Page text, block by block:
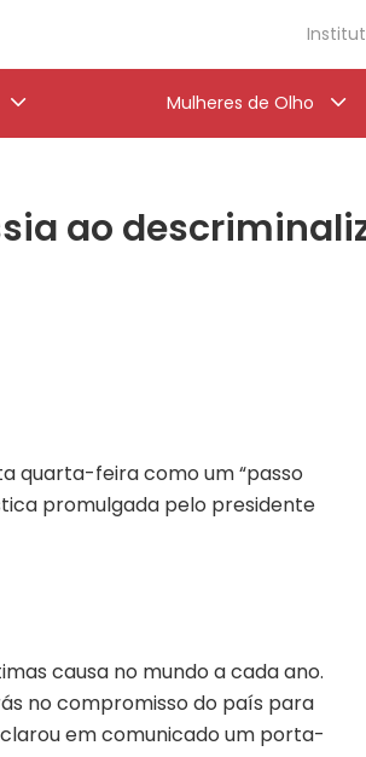
Mulheres de Olho
ao
quarta-feira como um “passo
promulgada pelo presidente
causa no mundo a cada ano.
no compromisso do país para
em comunicado um porta-